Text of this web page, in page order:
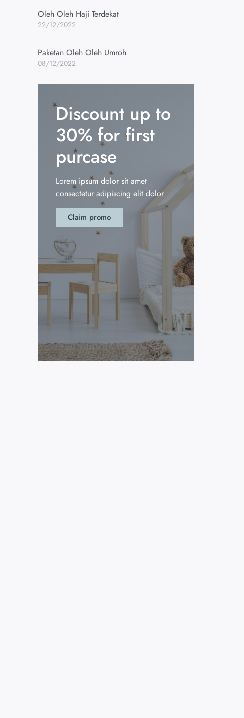
Oleh Oleh Haji Terdekat
22/12/2022
Paketan Oleh Oleh Umroh
08/12/2022
Discount up to
30% for first
purcase
Lorem ipsum dolor sit amet
consectetur adipiscing elit dolor
Claim promo